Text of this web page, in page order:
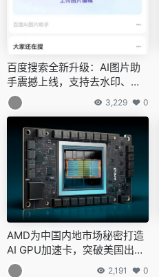
百度搜索全新升级：AI图片助
手震撼上线，支持去水印、画
质修复等多项功能
3,229 0
AMD为中国内地市场秘密打造
AI GPU加速卡，突破美国出口
管制
2,191 0